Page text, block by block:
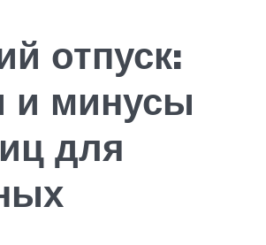
отпуск:
и минусы
для